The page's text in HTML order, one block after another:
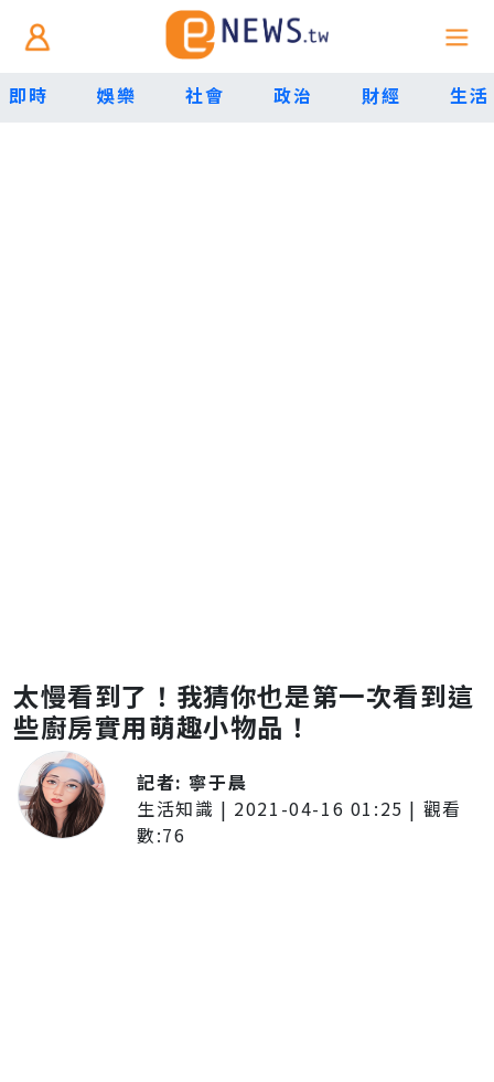
即時 娛樂 社會 政治 財經 生活
太慢看到了！我猜你也是第一次看到這
些廚房實用萌趣小物品！
記者: 寧于晨
生活知識 | 2021-04-16 01:25 | 觀看
數:76